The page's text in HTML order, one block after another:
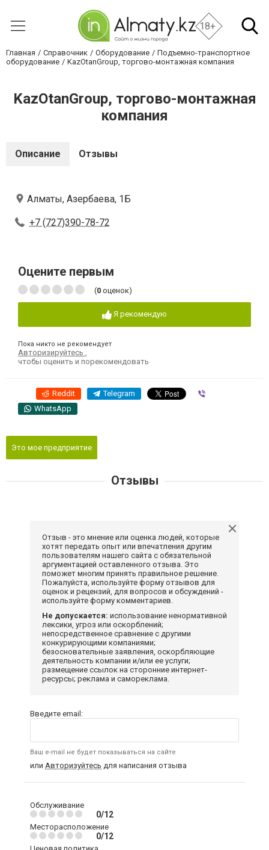
18+
Главная Справочник Оборудование
Подъемно-транспортное
оборудование
KazOtanGroup, торгово-монтажная компания
KazOtanGroup, торгово-монтажная
компания
Описание Отзывы
Алматы, Азербаева, 1Б
+7 (727)390-78-72
Оцените первым
(0 оценок)
Я рекомендую
Пока никто не рекомендует
Авторизируйтесь
чтобы оценить и порекомендовать
Reddit Telegram
WhatsApp
Это мое предприятие
Отзывы
Отзыв - это мнение или оценка людей, которые
хотят передать опыт или впечатления другим
пользователям нашего сайта с обязательной
аргументацией оставленного отзыва. Это
поможет многим принять правильное решение.
Пожалуйста, используйте форму отзывов для
оценок и рецензий, для вопросов и обсуждений -
используйте форму комментариев.
Не допускается: использование ненормативной
лексики, угроз или оскорблений;
непосредственное сравнение с другими
конкурирующими компаниями;
безосновательные заявления, оскорбляющие
деятельность компании и/или ее услуги;
размещение ссылок на сторонние интернет-
ресурсы; реклама и самореклама.
Введите email:
Ваш e-mail не будет показываться на сайте
или Авторизуйтесь для написания отзыва
Обслуживание
0/12
Месторасположение
0/12